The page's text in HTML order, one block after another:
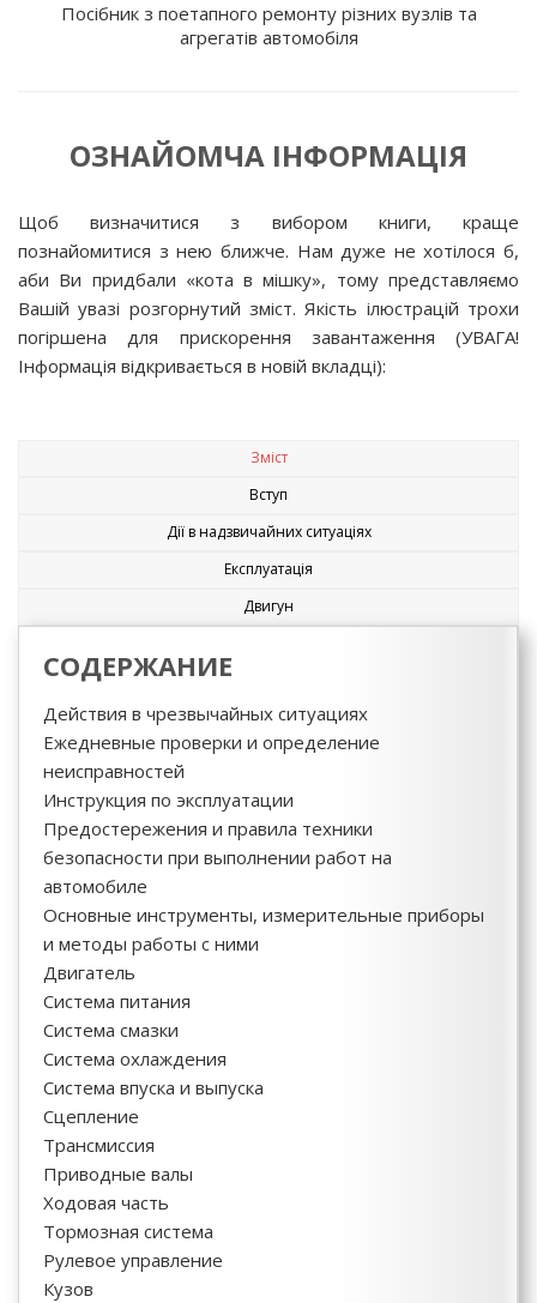
Посібник з поетапного ремонту різних вузлів та
агрегатів автомобіля
ОЗНАЙОМЧА ІНФОРМАЦІЯ
Щоб визначитися з вибором книги, краще
познайомитися з нею ближче. Нам дуже не хотілося б,
аби Ви придбали «кота в мішку», тому представляємо
Вашій увазі розгорнутий зміст. Якість ілюстрацій трохи
погіршена для прискорення завантаження (УВАГА!
Інформація відкривається в новій вкладці):
Зміст
Вступ
Дії в надзвичайних ситуаціях
Експлуатація
Двигун
СОДЕРЖАНИЕ
Действия в чрезвычайных ситуациях
Ежедневные проверки и определение
неисправностей
Инструкция по эксплуатации
Предостережения и правила техники
безопасности при выполнении работ на
автомобиле
Основные инструменты, измерительные приборы
и методы работы с ними
Двигатель
Система питания
Система смазки
Система охлаждения
Система впуска и выпуска
Сцепление
Трансмиссия
Приводные валы
Ходовая часть
Тормозная система
Рулевое управление
Кузов